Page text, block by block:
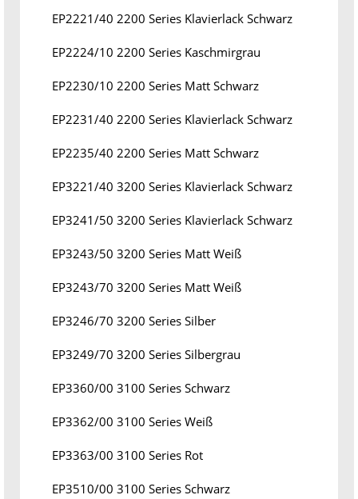
EP2221/40 2200 Series Klavierlack Schwarz
EP2224/10 2200 Series Kaschmirgrau
EP2230/10 2200 Series Matt Schwarz
EP2231/40 2200 Series Klavierlack Schwarz
EP2235/40 2200 Series Matt Schwarz
EP3221/40 3200 Series Klavierlack Schwarz
EP3241/50 3200 Series Klavierlack Schwarz
EP3243/50 3200 Series Matt Weiß
EP3243/70 3200 Series Matt Weiß
EP3246/70 3200 Series Silber
EP3249/70 3200 Series Silbergrau
EP3360/00 3100 Series Schwarz
EP3362/00 3100 Series Weiß
EP3363/00 3100 Series Rot
EP3510/00 3100 Series Schwarz